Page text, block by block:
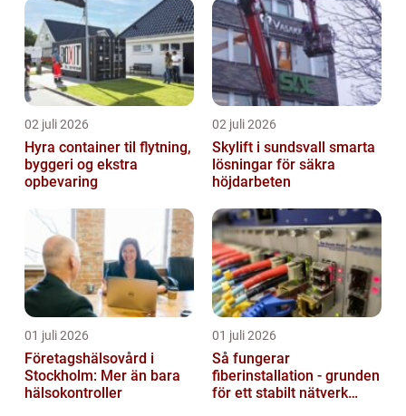
02 juli 2026
Hyra container til flytning,
byggeri og ekstra
opbevaring
02 juli 2026
Skylift i sundsvall smarta
lösningar för säkra
höjdarbeten
01 juli 2026
Företagshälsovård i
Stockholm: Mer än bara
hälsokontroller
01 juli 2026
Så fungerar
fiberinstallation - grunden
för ett stabilt nätverk